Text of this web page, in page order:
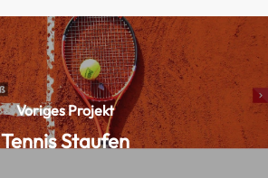
Voriges Projekt
Tennis Staufen